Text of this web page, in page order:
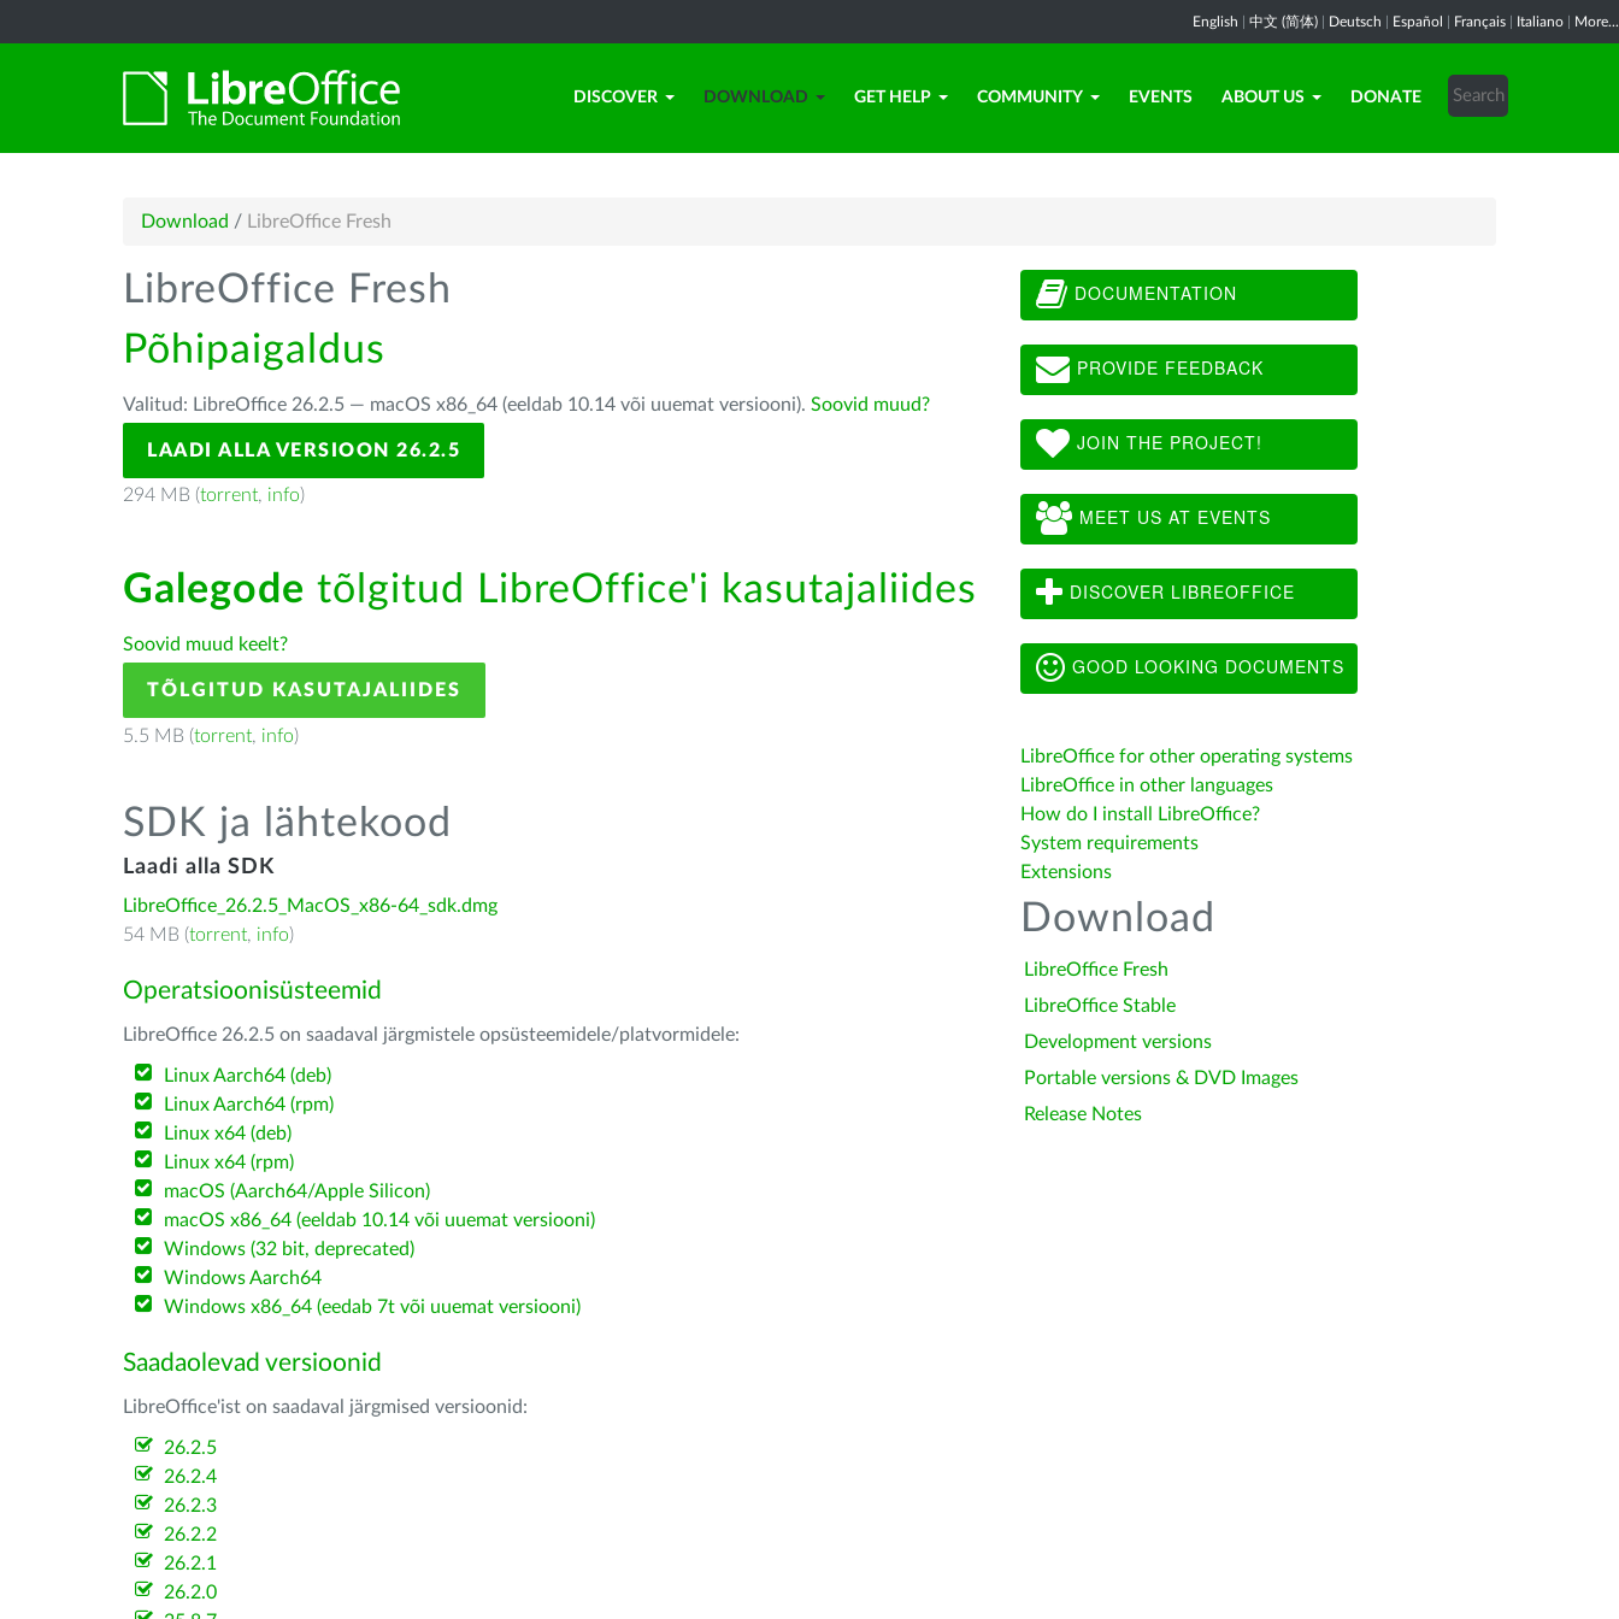
English 中文 (简体) Deutsch Español Français Italiano More...
DISCOVER DOWNLOAD GET HELP COMMUNITY EVENTS ABOUT US DONATE
Download / LibreOffice Fresh
LibreOffice Fresh
Põhipaigaldus
Valitud: LibreOffice 26.2.5 — macOS x86_64 (eeldab 10.14 või uuemat versiooni). Soovid muud?
LAADI ALLA VERSIOON 26.2.5
294 MB (torrent, info)
Galegode tõlgitud LibreOffice'i kasutajaliides
Soovid muud keelt?
TÕLGITUD KASUTAJALIIDES
5.5 MB (torrent, info)
SDK ja lähtekood
Laadi alla SDK
LibreOffice_26.2.5_MacOS_x86-64_sdk.dmg
54 MB (torrent, info)
Operatsioonisüsteemid
LibreOffice 26.2.5 on saadaval järgmistele opsüsteemidele/platvormidele:
Linux Aarch64 (deb)
Linux Aarch64 (rpm)
Linux x64 (deb)
Linux x64 (rpm)
macOS (Aarch64/Apple Silicon)
macOS x86_64 (eeldab 10.14 või uuemat versiooni)
Windows (32 bit, deprecated)
Windows Aarch64
Windows x86_64 (eedab 7t või uuemat versiooni)
Saadaolevad versioonid
LibreOffice'ist on saadaval järgmised versioonid:
26.2.5
26.2.4
26.2.3
26.2.2
26.2.1
26.2.0
DOCUMENTATION
PROVIDE FEEDBACK
JOIN THE PROJECT!
MEET US AT EVENTS
DISCOVER LIBREOFFICE
GOOD LOOKING DOCUMENTS
LibreOffice for other operating systems
LibreOffice in other languages
How do I install LibreOffice?
System requirements
Extensions
Download
LibreOffice Fresh
LibreOffice Stable
Development versions
Portable versions & DVD Images
Release Notes